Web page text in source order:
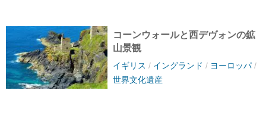
コーンウォールと西デヴォンの鉱
山景観
イギリス / イングランド / ヨーロッパ/
世界文化遺産